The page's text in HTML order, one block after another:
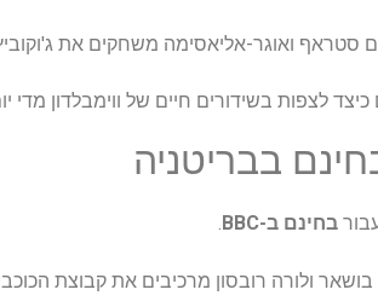
סטראף ואוגר-אליאסימה משחקים את
לצפות בשידורים חיים של ווימבלדון מדי
בבריטניה
בחינם ב-BBC .